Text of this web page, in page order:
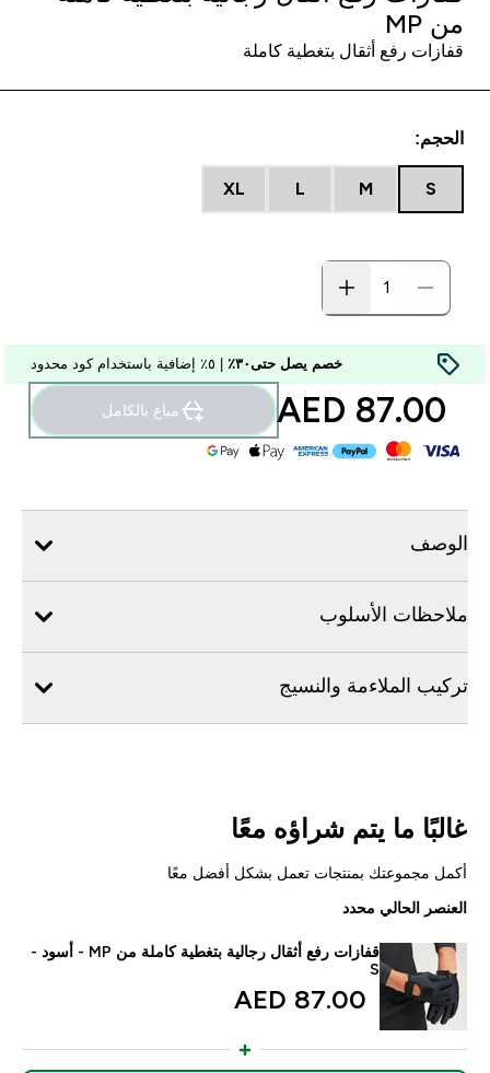
من MP
قفازات رفع أثقال بتغطية كاملة
الحجم:
S
M
L
XL
خصم يصل حتى٣٠٪
87.00 AED‎ مباع بالكامل
الوصف
ملاحظات الأسلوب
تركيب الملاءمة والنسيج
غالبًا ما يتم شراؤه معًا
أكمل مجموعتك بمنتجات تعمل بشكل أفضل معًا
العنصر الحالي محدد
قفازات رفع أثقال رجالية بتغطية كاملة من MP - أسود -
S
87.00 AED‎